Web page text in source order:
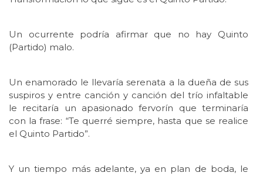
Un ocurrente podría afirmar que no hay Quinto
(Partido) malo.
Un enamorado le llevaría serenata a la dueña de sus
suspiros y entre canción y canción del trío infaltable
le recitaría un apasionado fervorín que terminaría
con la frase: “Te querré siempre, hasta que se realice
el Quinto Partido”.
Y un tiempo más adelante, ya en plan de boda, le